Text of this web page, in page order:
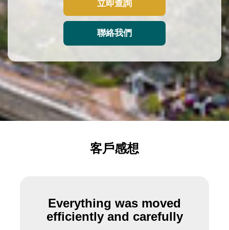
立即查詢
聯絡我們
客戶感想
Everything was moved
efficiently and carefully
最滿意係今次